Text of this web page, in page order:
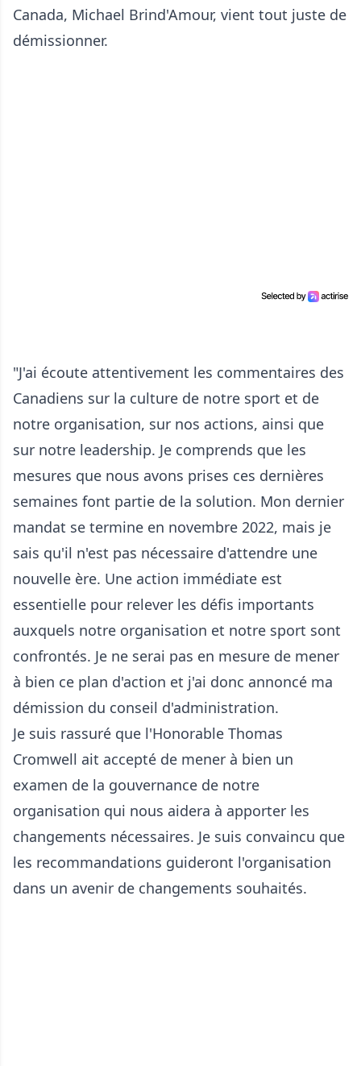
Canada, Michael Brind'Amour, vient tout juste de
démissionner.
"J'ai écoute attentivement les commentaires des
Canadiens sur la culture de notre sport et de
notre organisation, sur nos actions, ainsi que
sur notre leadership. Je comprends que les
mesures que nous avons prises ces dernières
semaines font partie de la solution. Mon dernier
mandat se termine en novembre 2022, mais je
sais qu'il n'est pas nécessaire d'attendre une
nouvelle ère. Une action immédiate est
essentielle pour relever les défis importants
auxquels notre organisation et notre sport sont
confrontés. Je ne serai pas en mesure de mener
à bien ce plan d'action et j'ai donc annoncé ma
démission du conseil d'administration.
Je suis rassuré que l'Honorable Thomas
Cromwell ait accepté de mener à bien un
examen de la gouvernance de notre
organisation qui nous aidera à apporter les
changements nécessaires. Je suis convaincu que
les recommandations guideront l'organisation
dans un avenir de changements souhaités.